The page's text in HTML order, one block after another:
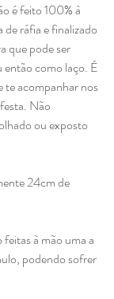
é feito 100% à
ráfia e finalizado
que pode ser
então como laço. É
acompanhar nos
Não
ou exposto
24cm de
feitas à mão uma a
podendo sofrer